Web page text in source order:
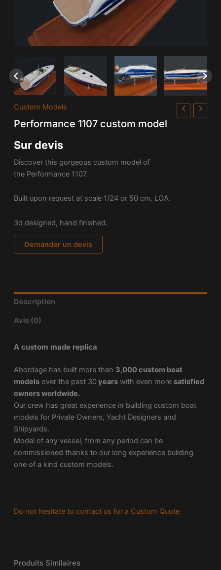
Custom Models
Performance 1107 custom model
Sur devis
Discover this gorgeous custom model of
the Performance 1107.
Built upon request at scale 1/24 or 50 cm. LOA.
3d designed, hand finished.
Demander un devis
Description
Avis (0)
A custom made replica
Abordage has built more than 3,000 custom boat
modelsover the past 30 yearswith even more satisfied
owners worldwide.
Our crew has great experience in building custom boat
models for Private Owners, Yacht Designers and
Shipyards.
Model of any vessel, from any period can be
commissioned thanks to our long experience building
one of a kind custom models.
Do not hesitate to contact us for a Custom Quote
Produits Similaires